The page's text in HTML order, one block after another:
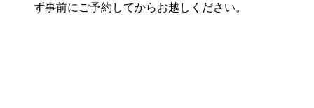
ず事前にご予約してからお越しください。